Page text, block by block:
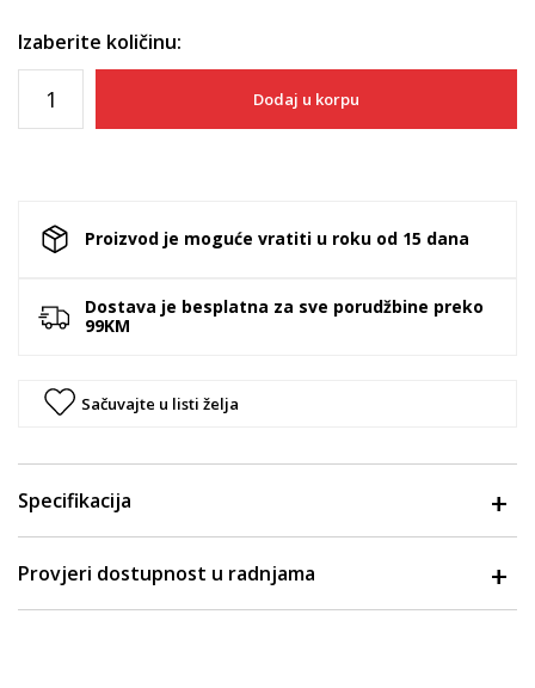
Izaberite količinu:
Dodaj u korpu
Proizvod je moguće vratiti u roku od 15 dana
Dostava je besplatna za sve porudžbine preko
99KM
Sačuvajte u listi želja
Specifikacija
Provjeri dostupnost u radnjama